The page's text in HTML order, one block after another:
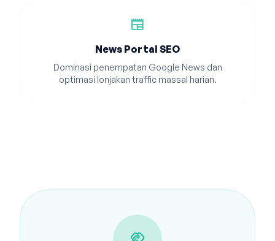
newspaper
News Portal SEO
Dominasi penempatan Google News dan
optimasi lonjakan traffic massal harian.